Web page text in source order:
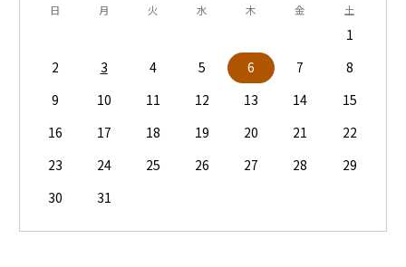
日 月 火 水 木 金 土
1
2
3 4 5 6 7
8
9
10 11 12 13 14
15
16
17 18 19 20 21
22
23
24 25 26 27 28
29
30
31